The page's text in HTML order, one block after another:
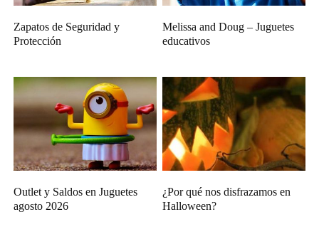
Zapatos de Seguridad y
Protección
Melissa and Doug – Juguetes
educativos
Outlet y Saldos en Juguetes
agosto 2026
¿Por qué nos disfrazamos en
Halloween?